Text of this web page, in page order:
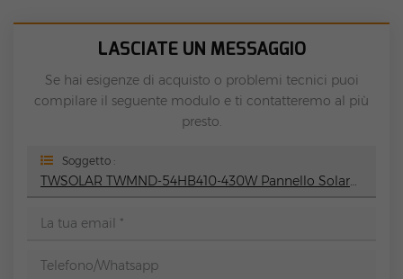
LASCIATE UN MESSAGGIO
Se hai esigenze di acquisto o problemi tecnici puoi
compilare il seguente modulo e ti contatteremo al più
presto.
Soggetto :
TWSOLAR TWMND-54HB410-430W Pannello Solare Monofacciale Completamente Nero Di Tipo N